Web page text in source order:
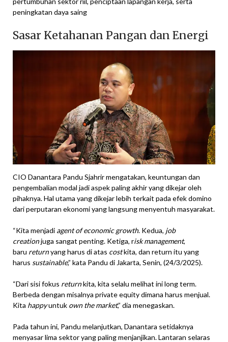
peningkatan daya saing
Sasar Ketahanan Pangan dan Energi
CIO Danantara Pandu Sjahrir mengatakan, keuntungan dan
pengembalian modal jadi aspek paling akhir yang dikejar oleh
pihaknya. Hal utama yang dikejar lebih terkait pada efek domino
dari perputaran ekonomi yang langsung menyentuh masyarakat.
“Kita menjadi agent of economic growth. Kedua, job
creationjuga sangat penting. Ketiga, risk management,
baru returnyang harus di atas costkita, dan return itu yang
harus sustainable,” kata Pandu di Jakarta, Senin, (24/3/2025).
“Dari sisi fokus returnkita, kita selalu melihat ini long term.
Berbeda dengan misalnya private equity dimana harus menjual.
Kita happyuntuk own the market,” dia menegaskan.
Pada tahun ini, Pandu melanjutkan, Danantara setidaknya
menyasar lima sektor yang paling menjanjikan. Lantaran selaras